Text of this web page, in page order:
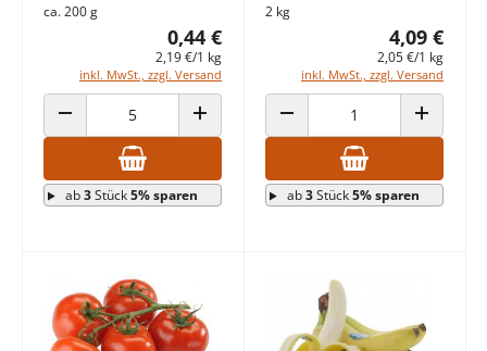
ca. 200 g
0,44 €
2,19 €/1 kg
inkl. MwSt., zzgl. Versand
ANZAHL VERRINGERN ANZAHL ERHÖHEN
ab3Stück5% sparen
2 kg
4,09 €
2,05 €/1 kg
inkl. MwSt., zzgl. Versand
ANZAHL VERRINGERN ANZAHL
ab3Stück5% sparen